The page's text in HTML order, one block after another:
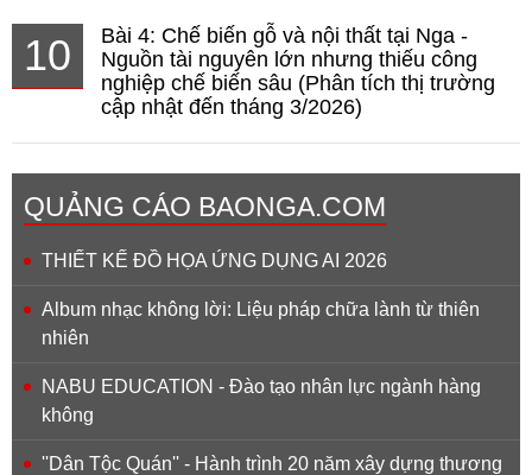
10
Bài 4: Chế biến gỗ và nội thất tại Nga -
Nguồn tài nguyên lớn nhưng thiếu công
nghiệp chế biến sâu (Phân tích thị trường
cập nhật đến tháng 3/2026)
QUẢNG CÁO BAONGA.COM
THIẾT KẾ ĐỒ HỌA ỨNG DỤNG AI 2026
Album nhạc không lời: Liệu pháp chữa lành từ thiên
nhiên
NABU EDUCATION - Đào tạo nhân lực ngành hàng
không
''Dân Tộc Quán'' - Hành trình 20 năm xây dựng thương